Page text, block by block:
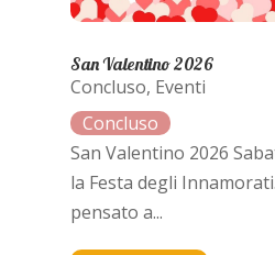
San Valentino 2026
Concluso, Eventi
San Valentino 2026
la Festa degli
pensato a...